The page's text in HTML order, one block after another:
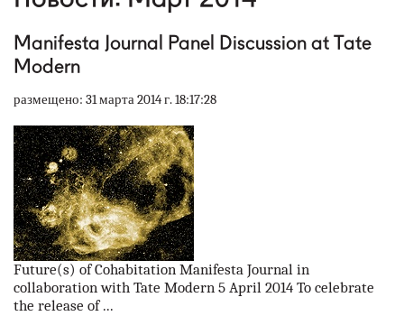
контакты
rus
eng
Manifesta Journal Panel Discussion at Tate
Modern
размещено: 31 марта 2014 г. 18:17:28
Future(s) of Cohabitation Manifesta Journal in
collaboration with Tate Modern 5 April 2014 To celebrate
the release of ...